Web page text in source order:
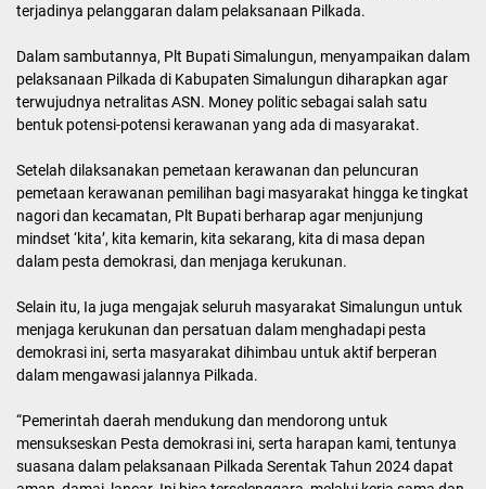
kerawanan pada pemilihan Gubernur dan Wakil Gubernur, Bupati
dan Wakil Bupati, serta Walikota dan Wakil Walikota Tahun 2024,
sekaligus untuk memetakan potensi kerawanan dan mencegah
terjadinya pelanggaran dalam pelaksanaan Pilkada.
Dalam sambutannya, Plt Bupati Simalungun, menyampaikan dalam
pelaksanaan Pilkada di Kabupaten Simalungun diharapkan agar
terwujudnya netralitas ASN. Money politic sebagai salah satu